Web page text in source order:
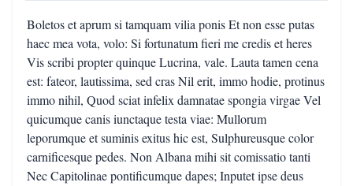
Boletos et aprum si tamquam vilia ponis Et non esse putas
haec mea vota, volo: Si fortunatum fieri me credis et heres
Vis scribi propter quinque Lucrina, vale. Lauta tamen cena
est: fateor, lautissima, sed cras Nil erit, immo hodie, protinus
immo nihil, Quod sciat infelix damnatae spongia virgae Vel
quicumque canis iunctaque testa viae: Mullorum
leporumque et suminis exitus hic est, Sulphureusque color
carnificesque pedes. Non Albana mihi sit comissatio tanti
Nec Capitolinae pontificumque dapes; Inputet ipse deus